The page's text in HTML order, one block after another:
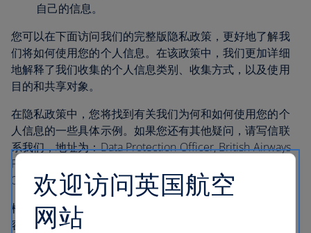
自己的信息。
您可以在下面访问我们的完整版隐私政策，更好地了解我
们将如何使用您的个人信息。在该政策中，我们更加详细
地解释了我们收集的个人信息类别、收集方式，以及使用
目的和共享对象。
在隐私政策中，您将找到有关我们为何和如何使用您的个
人信息的一些具体示例。如果您还有其他疑问，请写信联
系我们，地址为：Data Protection Officer, British Airways
Plc, Waterside (HCB3), PO Box 365, Harmondsworth, UB7
0GB, England。
根据适当法律规定，在不侵犯您的权利的前提下，以上内
容及隐私政策并非合同规定，也不构成您与我们之间签订
欢迎访问英国航空
网站